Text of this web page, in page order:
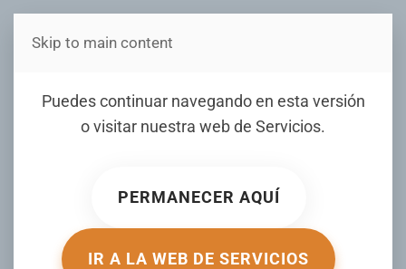
Estás en Telenord Medios
Puedes continuar navegando en esta versión
o visitar nuestra web de Servicios.
PERMANECER AQUÍ
IR A LA WEB DE SERVICIOS
Skip to main content
Realizan lanzamiento de la Expo
ESCRITO POR ANNY FERNÁNDEZ HERNÁNDEZ EL